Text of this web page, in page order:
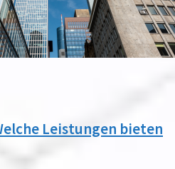
Leistungen bieten